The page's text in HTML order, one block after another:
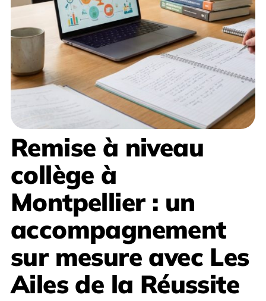
Remise à niveau
collège à
Montpellier: un
accompagnement
sur mesure avec Les
Ailes de la Réussite